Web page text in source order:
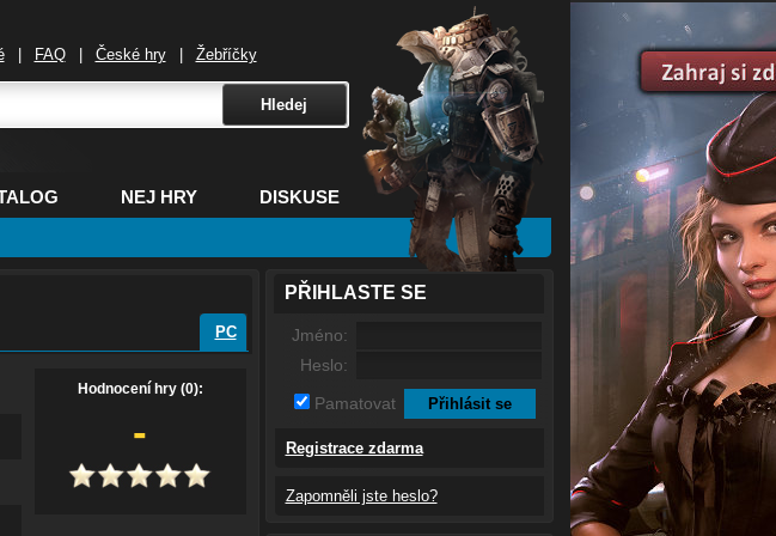
FAQ České hry Žebříčky
NEJ HRY DISKUSE
PC
Hodnocení hry (0):
-
PŘIHLASTE SE
Jméno:
Heslo:
Pamatovat
Registrace zdarma
Zapomněli jste heslo?